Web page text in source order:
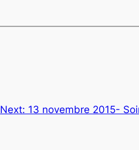
Next: 13 novembre 2015-